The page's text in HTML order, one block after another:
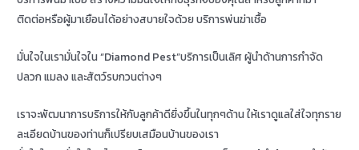
ติดต่อหรือผู้มาเยือนได้อย่างสบายใจด้วย บริการพ่นฆ่าเชื้อ
มั่นใจในเรามั่นใจใน “Diamond Pest”บริการเป็นเลิศ ผู้นำด้านการกำจัด
ปลวก แมลง และสัตว์รบกวนต่างๆ
เราจะพัฒนาการบริการให้กับลูกค้าดียิ่งขึ้นในทุกๆด้าน ให้เราดูแลใส่ใจทุกราย
ละเอียดบ้านของท่านก็เปรียบเสมือนบ้านของเรา